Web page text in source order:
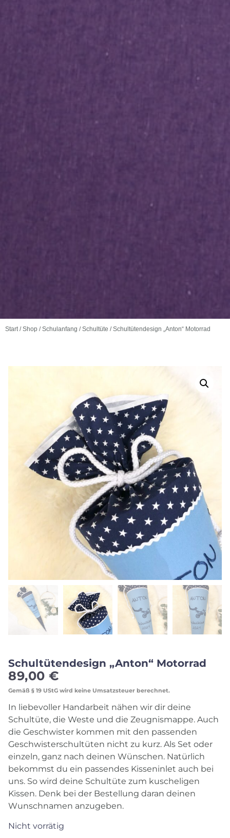
Start /Shop /Schulanfang /Schultüte / Schultütendesign „Anton“ Motorrad
Schultütendesign „Anton“ Motorrad
89,00 €
Gemäß § 19 UStG wird keine Umsatzsteuer berechnet.
In liebevoller Handarbeit nähen wir dir deine
Schultüte, die Weste und die Zeugnismappe. Auch
die Geschwister kommen mit den passenden
Geschwisterschultüten nicht zu kurz. Als Set oder
einzeln, ganz nach deinen Wünschen. Natürlich
bekommst du ein passendes Kisseninlet auch bei
uns. So wird deine Schultüte zum kuscheligen
Kissen. Denk bei der Bestellung daran deinen
Wunschnamen anzugeben.
Nicht vorrätig